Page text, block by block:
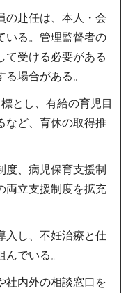
の赴任は、本人・会
いる。管理監督者の
て受ける必要がある
場合がある。
とし、有給の育児目
など、育休の取得推
度、病児保育支援制
両立支援制度を拡充
入し、不妊治療と仕
でいる。
社内外の相談窓口を